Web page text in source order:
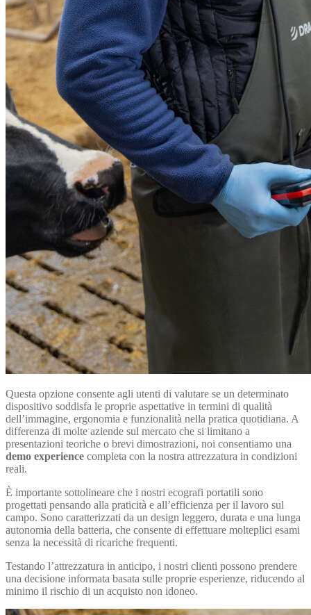
Questa opzione consente agli utenti di valutare se un determinato
dispositivo soddisfa le proprie aspettative in termini di qualità
dell’immagine, ergonomia e funzionalità nella pratica quotidiana. A
differenza di molte aziende sul mercato che si limitano a
presentazioni teoriche o brevi dimostrazioni, noi consentiamo una
demo experience completa con la nostra attrezzatura in condizioni
reali.
È importante sottolineare che i nostri ecografi portatili sono
progettati pensando alla praticità e all’efficienza per il lavoro sul
campo. Sono caratterizzati da un design leggero, durata e una lunga
autonomia della batteria, che consente di effettuare molteplici esami
senza la necessità di ricariche frequenti.
Testando l’attrezzatura in anticipo, i nostri clienti possono prendere
una decisione informata basata sulle proprie esperienze, riducendo al
minimo il rischio di un acquisto non idoneo.